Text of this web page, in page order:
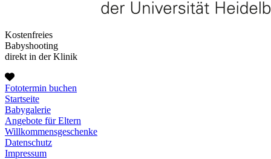
Kostenfreies
Babyshooting
direkt in der Klinik
Fototermin buchen
Startseite
Babygalerie
Angebote für Eltern
Willkommensgeschenke
Datenschutz
Impressum